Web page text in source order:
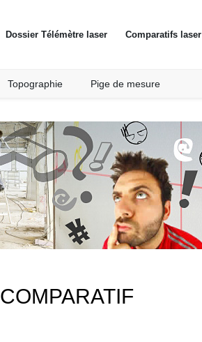
Topographie Pige de mesure
Dossier Télémètre laser Comparatifs laser